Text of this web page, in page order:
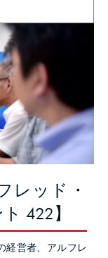
レッド・
422】
経営者、アルフレ